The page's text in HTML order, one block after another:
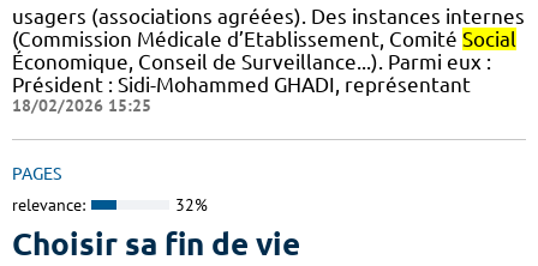
usagers (associations agréées). Des instances internes
(Commission Médicale d’Etablissement, Comité Social
Économique, Conseil de Surveillance...). Parmi eux :
Président : Sidi-Mohammed GHADI, représentant
18/02/2026 15:25
PAGES
relevance: 32%
Choisir sa fin de vie